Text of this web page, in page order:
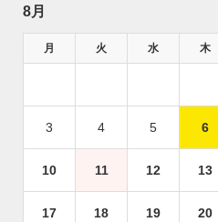
8月
月 火 水 木
3 4 5 6
10 11 12 13
17 18 19 20